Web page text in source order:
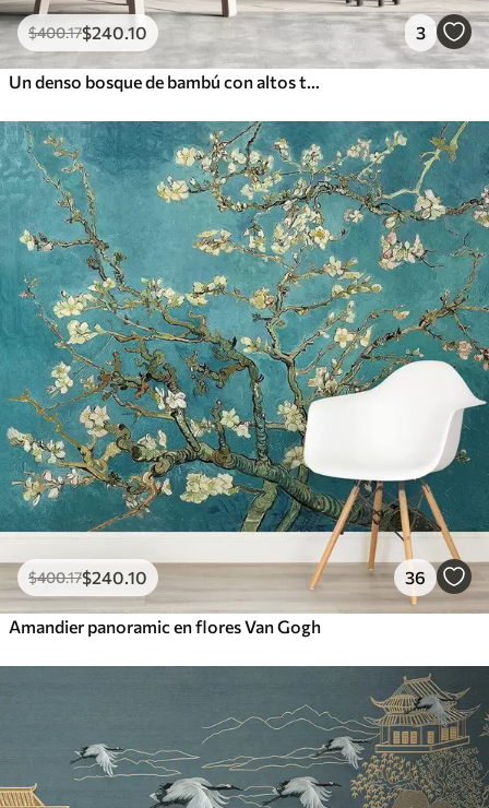
$400.17$240.10 3
Un denso bosque de bambú con altos tallos de bambú y hojas verdes sobre un fondo suave y brumoso
$400.17$240.10 36
Amandier panoramic en flores Van Gogh